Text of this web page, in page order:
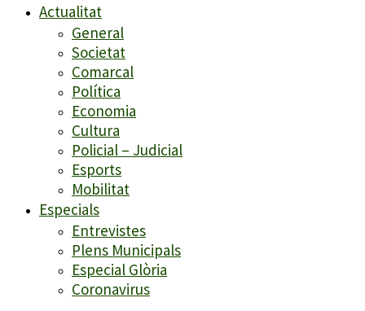
Actualitat
General
Societat
Comarcal
Política
Economia
Cultura
Policial – Judicial
Esports
Mobilitat
Especials
Entrevistes
Plens Municipals
Especial Glòria
Coronavirus